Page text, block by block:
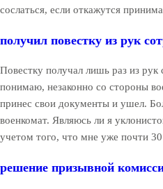
сослаться, если откажутся
получил повестку из рук
Повестку получал лишь раз из
понимаю, незаконно со стороны
принес свои документы и ушел.
военкомат. Являюсь ли я
учетом того, что мне уже почти
решение призывной